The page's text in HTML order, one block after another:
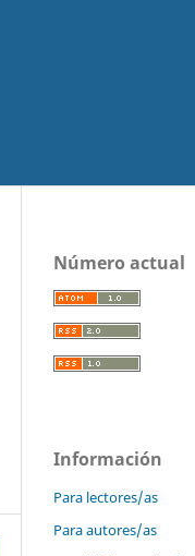
Número actual
Información
Para lectores/as
Para autores/as